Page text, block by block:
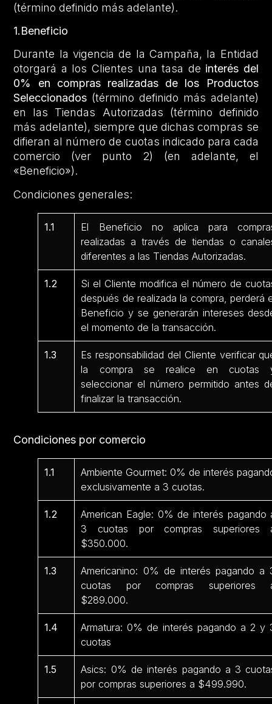
(término definido más adelante).
1.Beneficio
Durante la vigencia de la Campaña, la Entidad
otorgará a los Clientes una tasa de interés del
0% en compras realizadas de los Productos
Seleccionados (término definido más adelante)
en las Tiendas Autorizadas (término definido
más adelante), siempre que dichas compras se
difieran al número de cuotas indicado para cada
comercio (ver punto 2) (en adelante, el
«Beneficio»).
Condiciones generales:
1.1
El Beneficio no aplica para
realizadas a través de tiendas o
diferentes a las Tiendas Autorizadas.
1.2
Si el Cliente modifica el número de
después de realizada la compra, perderá
Beneficio y se generarán intereses
el momento de la transacción.
1.3
Es responsabilidad del Cliente verificar
la compra se realice en cuotas
seleccionar el número permitido antes
finalizar la transacción.
Condiciones por comercio
1.1
Ambiente Gourmet: 0% de interés
exclusivamente a 3 cuotas.
1.2
American Eagle: 0% de interés pagando
3 cuotas por compras superiores
$350.000.
1.3
Americanino: 0% de interés pagando a
cuotas por compras superiores
$289.000.
1.4
Armatura: 0% de interés pagando a 2 y
cuotas
1.5
Asics: 0% de interés pagando a 3
por compras superiores a $499.990.